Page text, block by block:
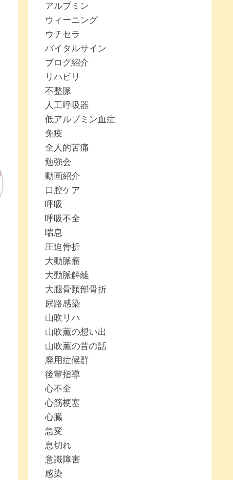
アルブミン
ウィーニング
ウチセラ
バイタルサイン
ブログ紹介
リハビリ
不整脈
人工呼吸器
低アルブミン血症
免疫
全人的苦痛
勉強会
動画紹介
口腔ケア
呼吸
呼吸不全
喘息
圧迫骨折
大動脈瘤
大動脈解離
大腿骨頸部骨折
尿路感染
山吹リハ
山吹薫の想い出
山吹薫の昔の話
廃用症候群
後輩指導
心不全
心筋梗塞
心臓
急変
息切れ
意識障害
感染